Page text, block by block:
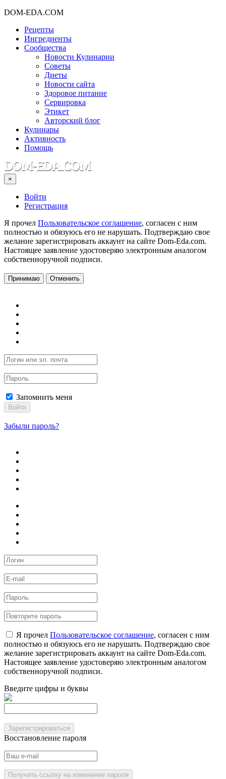
DOM-EDA.COM
Рецепты
Ингредиенты
Сообщества
Новости Кулинарии
Советы
Диеты
Новости сайта
Здоровое питание
Сервировка
Этикет
Авторский блог
Кулинары
Активность
Помощь
×
Войти
Регистрация
Я прочел Пользовательское соглашение, согласен с ним
полностью и обязуюсь его не нарушать. Подтверждаю свое
желание зарегистрировать аккаунт на сайте Dom-Eda.com.
Настоящее заявление удостоверяю электронным аналогом
собственноручной подписи.
Принимаю Отменить
Запомнить меня
Войти
Забыли пароль?
Я прочел Пользовательское соглашение, согласен с ним
полностью и обязуюсь его не нарушать. Подтверждаю свое
желание зарегистрировать аккаунт на сайте Dom-Eda.com.
Настоящее заявление удостоверяю электронным аналогом
собственноручной подписи.
Введите цифры и буквы
Зарегистрироваться
Восстановление пароля
Получить ссылку на изменение пароля